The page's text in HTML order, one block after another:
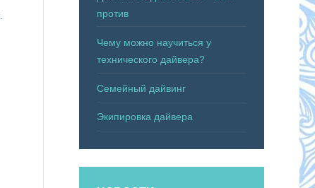
против
Чему можно научиться у
технического дайвера?
Семейный дайвинг
Экипировка дайвера